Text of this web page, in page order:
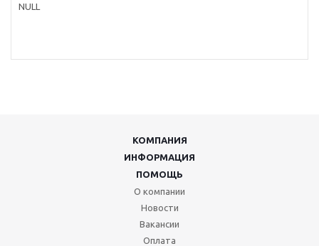
NULL
КОМПАНИЯ
ИНФОРМАЦИЯ
ПОМОЩЬ
О компании
Новости
Вакансии
Оплата